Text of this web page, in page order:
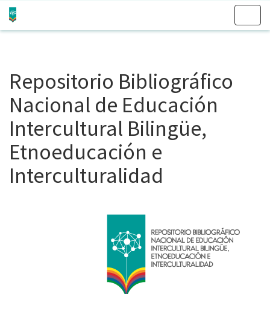
Repositorio Bibliográfico
Nacional de Educación
Intercultural Bilingüe,
Etnoeducación e
Interculturalidad